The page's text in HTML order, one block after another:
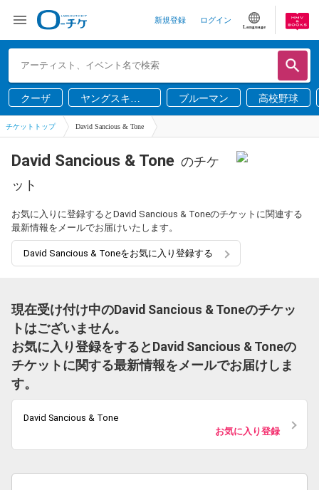
新規登録 ログイン
Language
クーザ
ヤングスキニ
ー
ブルーマン 高校野球
チケットトップ David Sancious & Tone
David Sancious & Tone のチケ
ット
お気に入りに登録するとDavid Sancious & Toneのチケットに関連する
最新情報をメールでお届けいたします。
David Sancious & Toneをお気に入り登録する
現在受け付け中のDavid Sancious & Toneのチケッ
トはございません。
お気に入り登録をするとDavid Sancious & Toneの
チケットに関する最新情報をメールでお届けしま
す。
David Sancious & Tone
お気に入り登録